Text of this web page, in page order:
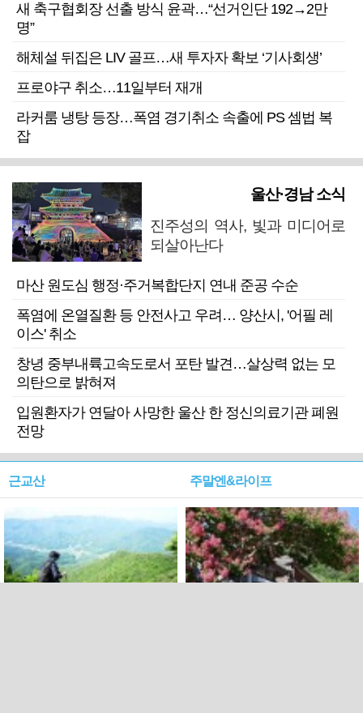
새 축구협회장 선출 방식 윤곽…“선거인단 192→2만
명”
해체설 뒤집은 LIV 골프…새 투자자 확보 ‘기사회생’
프로야구 취소…11일부터 재개
라커룸 냉탕 등장…폭염 경기취소 속출에 PS 셈법 복
잡
울산·경남 소식
진주성의 역사, 빛과 미디어로
되살아난다
마산 원도심 행정·주거복합단지 연내 준공 수순
폭염에 온열질환 등 안전사고 우려… 양산시, '어필 레
이스' 취소
창녕 중부내륙고속도로서 포탄 발견…살상력 없는 모
의탄으로 밝혀져
입원환자가 연달아 사망한 울산 한 정신의료기관 폐원
전망
근교산 주말엔&라이프